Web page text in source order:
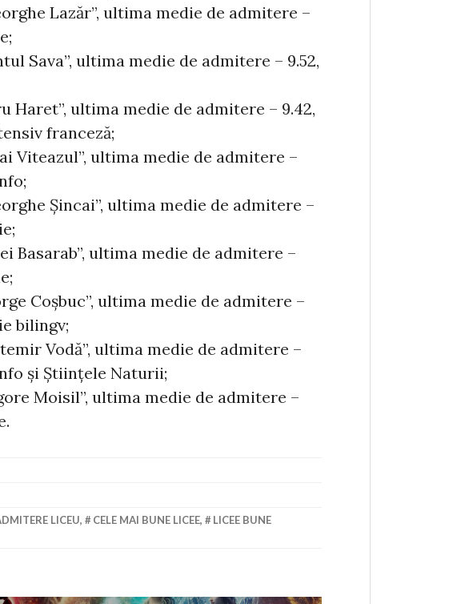
Lazăr”, ultima medie de admitere –
Sava”, ultima medie de admitere – 9.52,
Haret”, ultima medie de admitere – 9.42,
franceză;
Viteazul”, ultima medie de admitere –
Șincai”, ultima medie de admitere –
Basarab”, ultima medie de admitere –
Coșbuc”, ultima medie de admitere –
bilingv;
Vodă”, ultima medie de admitere –
și Științele Naturii;
Moisil”, ultima medie de admitere –
LICEU, CELE MAI BUNE LICEE,
LICEE BUNE